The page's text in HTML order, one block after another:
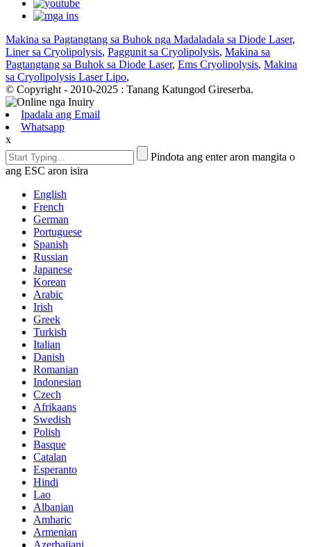
Makina sa Pagtangtang sa Buhok nga Madaladala sa Diode Laser,
Liner sa Cryolipolysis, Paggunit sa Cryolipolysis, Makina sa
Pagtangtang sa Buhok sa Diode Laser, Ems Cryolipolysis, Makina
sa Cryolipolysis Laser Lipo,
© Copyright - 2010-2025 : Tanang Katungod Gireserba.
Ipadala ang Email
Whatsapp
x
Pindota ang enter aron mangita o
ang ESC aron isira
English
French
German
Portuguese
Spanish
Russian
Japanese
Korean
Arabic
Irish
Greek
Turkish
Italian
Danish
Romanian
Indonesian
Czech
Afrikaans
Swedish
Polish
Basque
Catalan
Esperanto
Hindi
Lao
Albanian
Amharic
Armenian
Azerbaijani